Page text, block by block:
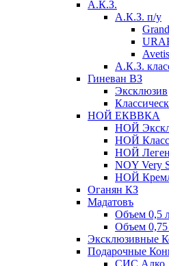
А.К.З.
А.К.З. п/у
Avetis
А.К.З.
Гиневан ВЗ
Эксклюзив
НОЙ ЕКВВКА
НОЙ
НОЙ
НОЙ
NOY Very
НОЙ
Оганян КЗ
Мадатовъ
Объем 0,5
Объем
Эксклюзивные
Подарочные
СИС Алко